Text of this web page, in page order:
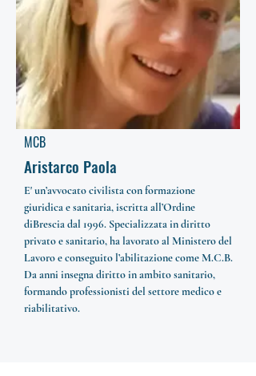
MCB
Aristarco Paola
E' un’avvocato civilista con formazione
giuridica e sanitaria, iscritta all’Ordine
diBrescia dal 1996. Specializzata in diritto
privato e sanitario, ha lavorato al Ministero del
Lavoro e conseguito l’abilitazione come M.C.B.
Da anni insegna diritto in ambito sanitario,
formando professionisti del settore medico e
riabilitativo.